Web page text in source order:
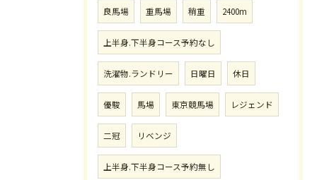
良馬場 重馬場 稍重 2400m
上半身.下半身コース予約なし
洗濯物.ランドリー 日曜日 休日
優駿 馬場 東京競馬場 レジェンド
二冠 リベンジ
上半身.下半身コース予約無し